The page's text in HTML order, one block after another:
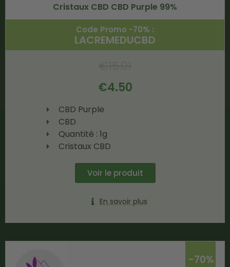
Cristaux CBD CBD Purple 99%
Code Promo -70% :
LACREMEDUCBD
€4.50
CBD Purple
CBD
Quantité : 1g
Cristaux CBD
Voir le produit
En savoir plus
-70%